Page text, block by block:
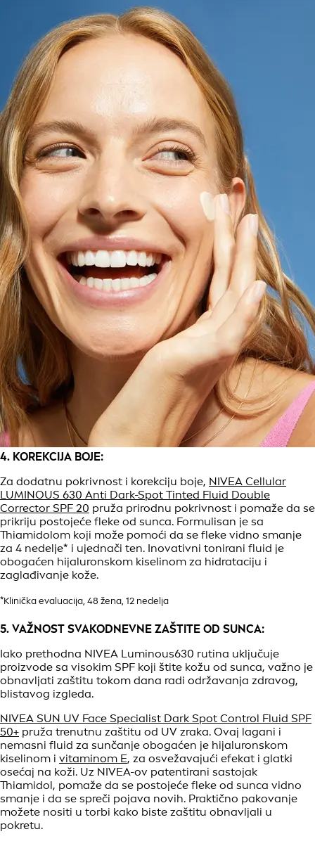
4. KOREKCIJA BOJE:
Za dodatnu pokrivnost i korekciju boje, NIVEA Cellular
LUMINOUS 630 Anti Dark-Spot Tinted Fluid Double
Corrector SPF 20 pruža prirodnu pokrivnost i pomaže da se
prikriju postojeće fleke od sunca. Formulisan je sa
Thiamidolom koji može pomoći da se fleke vidno smanje
za 4 nedelje* i ujednači ten. Inovativni tonirani fluid je
obogaćen hijaluronskom kiselinom za hidrataciju i
zaglađivanje kože.
*Klinička evaluacija, 48 žena, 12 nedelja
5. VAŽNOST SVAKODNEVNE ZAŠTITE OD SUNCA:
Iako prethodna NIVEA Luminous630 rutina uključuje
proizvode sa visokim SPF koji štite kožu od sunca, važno je
obnavljati zaštitu tokom dana radi održavanja zdravog,
blistavog izgleda.
NIVEA SUN UV Face Specialist Dark Spot Control Fluid SPF
50+ pruža trenutnu zaštitu od UV zraka. Ovaj lagani i
nemasni fluid za sunčanje obogaćen je hijaluronskom
kiselinom i vitaminom E, za osvežavajući efekat i glatki
osećaj na koži. Uz NIVEA-ov patentirani sastojak
Thiamidol, pomaže da se postojeće fleke od sunca vidno
smanje i da se spreči pojava novih. Praktično pakovanje
možete nositi u torbi kako biste zaštitu obnavljali u
pokretu.